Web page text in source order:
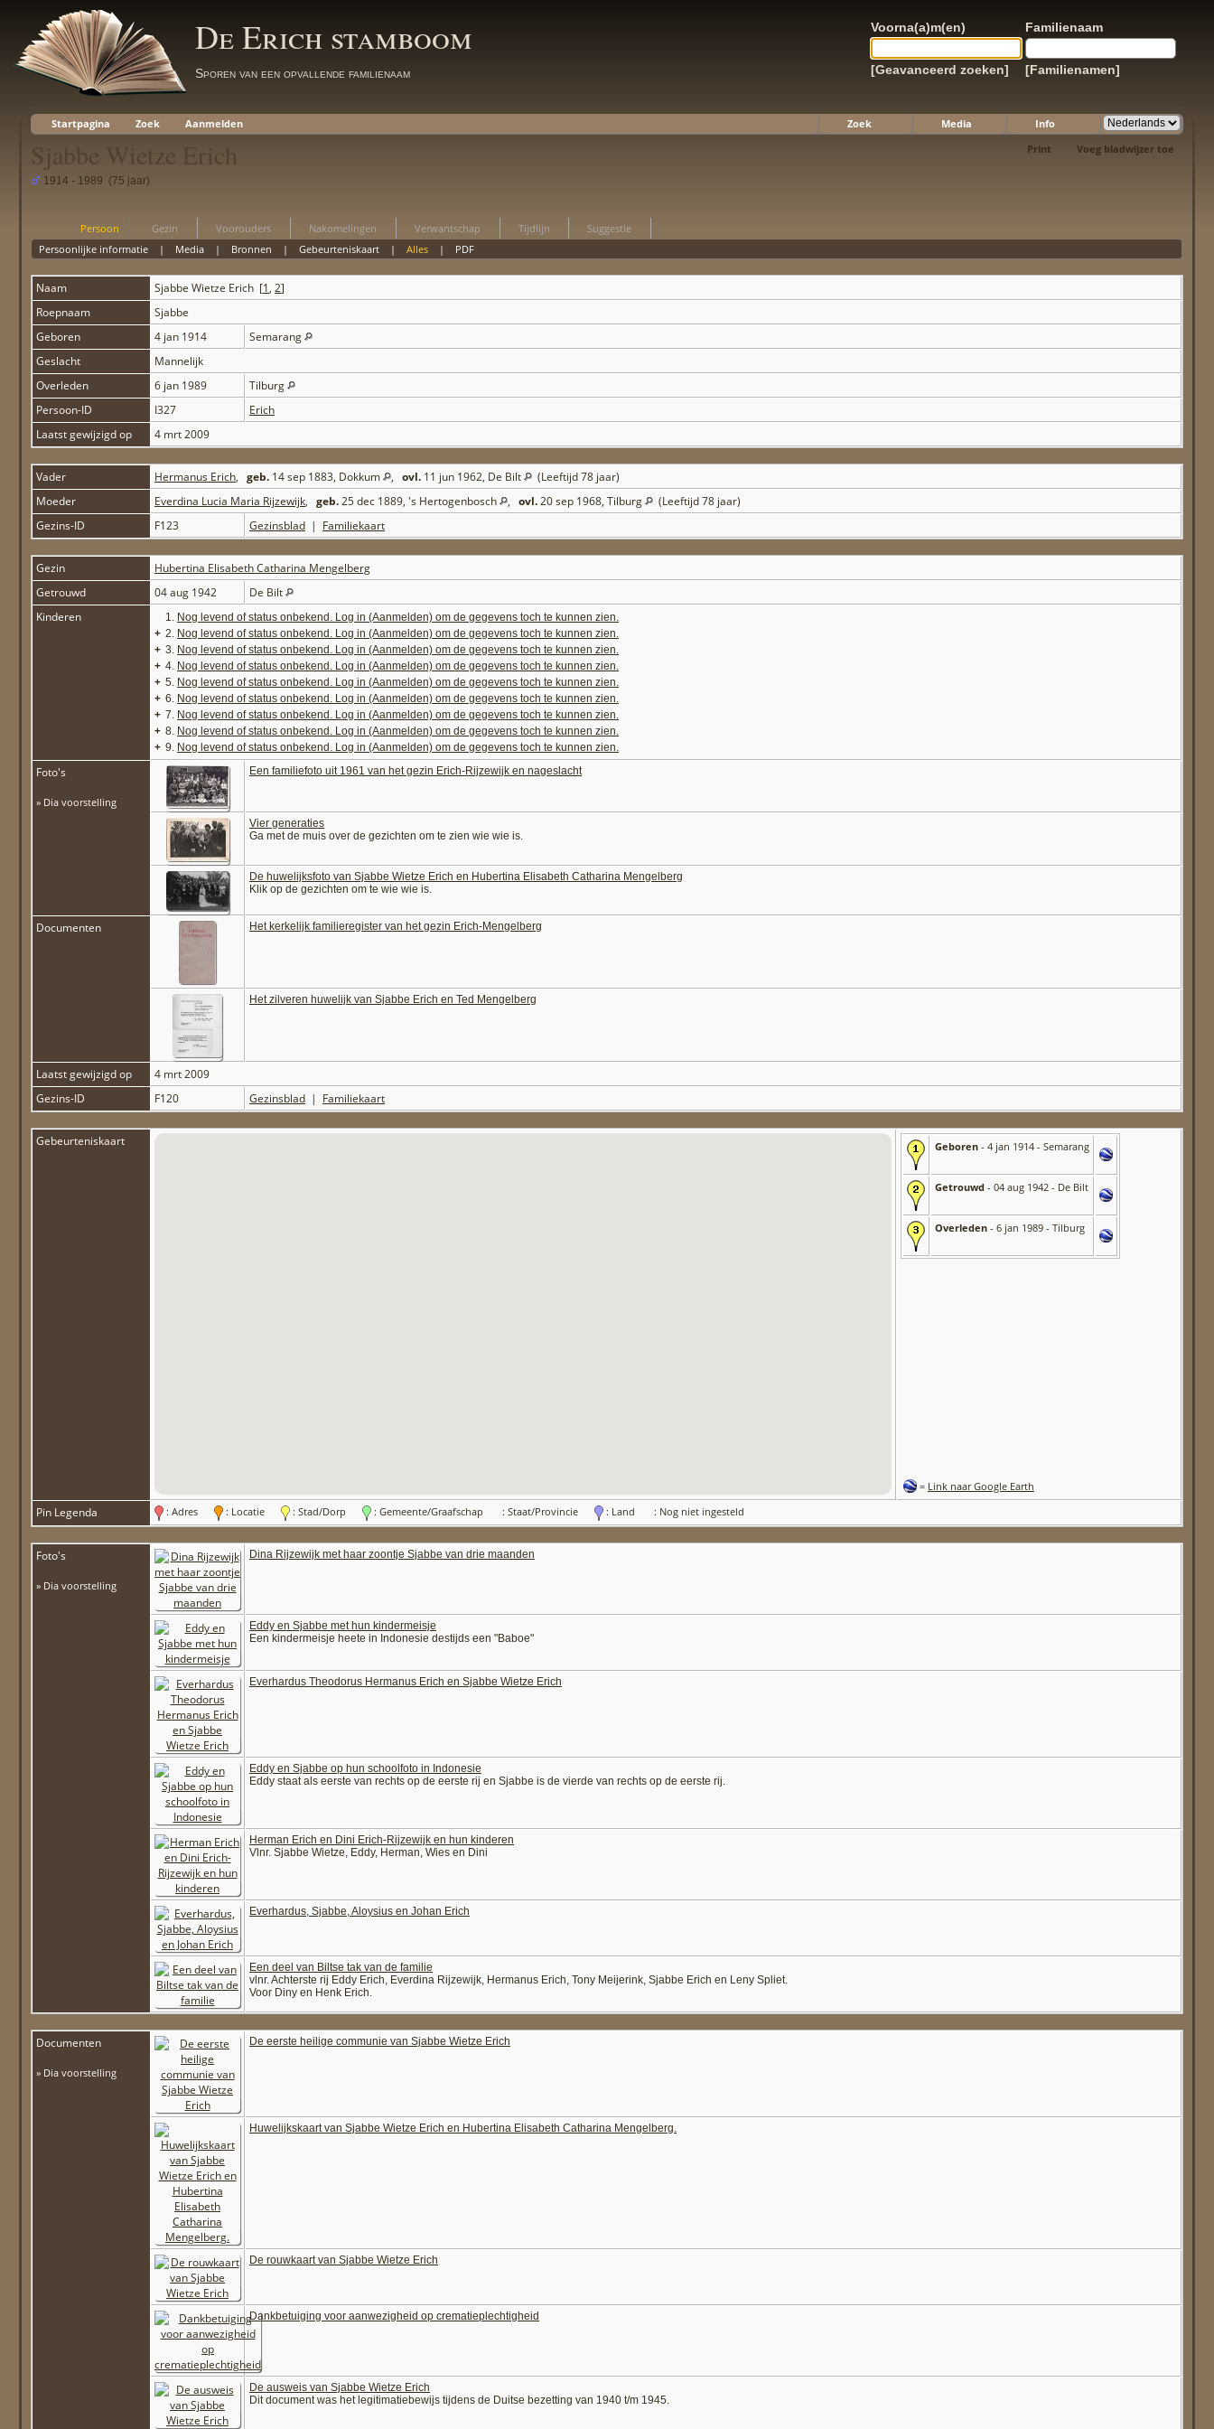
De Erich stamboom
Sporen van een opvallende familienaam
Voorna(a)m(en) Familienaam
[Geavanceerd zoeken] [Familienamen]
Startpagina Zoek Aanmelden Zoek Media
Info
Print
Voeg bladwijzer toe
Sjabbe Wietze Erich
1914 - 1989 (75 jaar)
Persoon Gezin Voorouders Nakomelingen Verwantschap Tijdlijn
Suggestie
Persoonlijke informatie| Media| Bronnen | Gebeurteniskaart| Alles| PDF
Naam Sjabbe Wietze Erich [1, 2]
Roepnaam
Sjabbe
Geboren
4 jan 1914
Semarang
Geslacht
Mannelijk
Overleden
6 jan 1989
Tilburg
Persoon-ID
I327
Erich
Laatst gewijzigd op
4 mrt 2009
Vader Hermanus Erich, geb. 14 sep 1883, Dokkum , ovl. 11 jun 1962, De Bilt
(Leeftijd 78 jaar)
Moeder
Everdina Lucia Maria Rijzewijk, geb.25 dec 1889, 's Hertogenbosch , ovl.20 sep 1968, Tilburg
(Leeftijd 78 jaar)
Gezins-ID
F123 Gezinsblad | Familiekaart
Gezin
Hubertina Elisabeth Catharina Mengelberg
Getrouwd
04 aug 1942
De Bilt
Kinderen
1. Nog levend of status onbekend. Log in (Aanmelden) om de gegevens toch te kunnen zien.
+ 2. Nog levend of status onbekend. Log in (Aanmelden) om de gegevens toch te kunnen zien.
+ 3. Nog levend of status onbekend. Log in (Aanmelden) om de gegevens toch te kunnen zien.
+ 4. Nog levend of status onbekend. Log in (Aanmelden) om de gegevens toch te kunnen zien.
+ 5. Nog levend of status onbekend. Log in (Aanmelden) om de gegevens toch te kunnen zien.
+ 6. Nog levend of status onbekend. Log in (Aanmelden) om de gegevens toch te kunnen zien.
+ 7. Nog levend of status onbekend. Log in (Aanmelden) om de gegevens toch te kunnen zien.
+ 8. Nog levend of status onbekend. Log in (Aanmelden) om de gegevens toch te kunnen zien.
+ 9. Nog levend of status onbekend. Log in (Aanmelden) om de gegevens toch te kunnen zien.
Foto's
» Dia voorstelling
Een familiefoto uit 1961 van het gezin Erich-Rijzewijk en nageslacht
Vier generaties
Ga met de muis over de gezichten om te zien wie wie is.
De huwelijksfoto van Sjabbe Wietze Erich en Hubertina Elisabeth Catharina Mengelberg
Klik op de gezichten om te wie wie is.
Documenten Het kerkelijk familieregister van het gezin Erich-Mengelberg
Het zilveren huwelijk van Sjabbe Erich en Ted Mengelberg
Laatst gewijzigd op
4 mrt 2009
Gezins-ID
F120 Gezinsblad | Familiekaart
Gebeurteniskaart Geboren - 4 jan 1914 - Semarang
Getrouwd - 04 aug 1942 - De Bilt
Overleden - 6 jan 1989 - Tilburg
= Link naar Google Earth
Pin Legenda : Adres : Locatie : Stad/Dorp : Gemeente/Graafschap : Staat/Provincie : Land : Nog niet ingesteld
Foto's
» Dia voorstelling
Dina Rijzewijk met haar zoontje Sjabbe van drie maanden
Eddy en Sjabbe met hun kindermeisje
Een kindermeisje heete in Indonesie destijds een "Baboe"
Everhardus Theodorus Hermanus Erich en Sjabbe Wietze Erich
Eddy en Sjabbe op hun schoolfoto in Indonesie
Eddy staat als eerste van rechts op de eerste rij en Sjabbe is de vierde van rechts op de eerste rij.
Herman Erich en Dini Erich-Rijzewijk en hun kinderen
Vlnr. Sjabbe Wietze, Eddy, Herman, Wies en Dini
Everhardus, Sjabbe, Aloysius en Johan Erich
Een deel van Biltse tak van de familie
vlnr. Achterste rij Eddy Erich, Everdina Rijzewijk, Hermanus Erich, Tony Meijerink, Sjabbe Erich en Leny Spliet.
Voor Diny en Henk Erich.
Documenten
» Dia voorstelling
De eerste heilige communie van Sjabbe Wietze Erich
Huwelijkskaart van Sjabbe Wietze Erich en Hubertina Elisabeth Catharina Mengelberg.
De rouwkaart van Sjabbe Wietze Erich
Dankbetuiging voor aanwezigheid op crematieplechtigheid
De ausweis van Sjabbe Wietze Erich
Dit document was het legitimatiebewijs tijdens de Duitse bezetting van 1940 t/m 1945.